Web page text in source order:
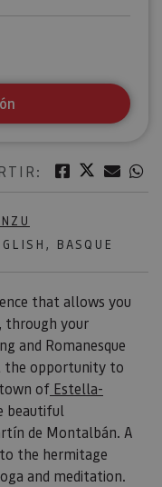
Facebook
Twitter
BASQUE
that allows you
through your
and Romanesque
the opportunity to
of Estella-
beautiful
de Montalbán. A
the hermitage
and meditation.